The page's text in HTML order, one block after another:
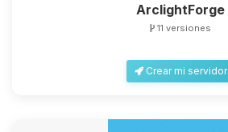
ArclightForge
11 versiones
Crear mi servidor